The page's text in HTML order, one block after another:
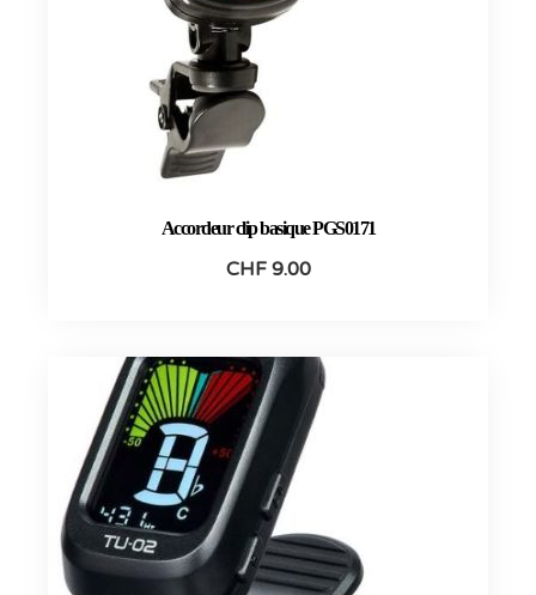
Accordeur clip basique PGS0171
CHF9.00